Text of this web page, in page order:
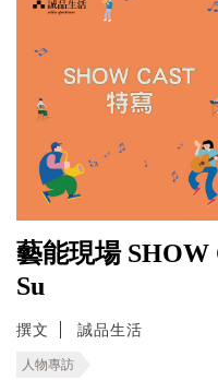
藝能現場 SHOW
Su
撰文 誠品生活
人物專訪